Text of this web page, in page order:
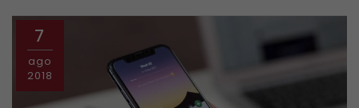
7
ago
2018